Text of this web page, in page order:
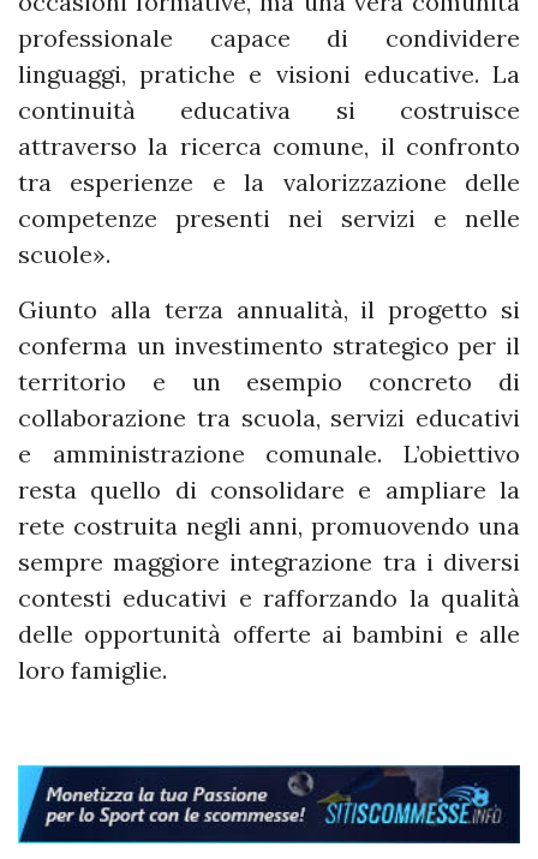
professionale capace di condividere
linguaggi, pratiche e visioni educative. La
continuità educativa si costruisce
attraverso la ricerca comune, il confronto
tra esperienze e la valorizzazione delle
competenze presenti nei servizi e nelle
scuole».
Giunto alla terza annualità, il progetto si
conferma un investimento strategico per il
territorio e un esempio concreto di
collaborazione tra scuola, servizi educativi
e amministrazione comunale. L’obiettivo
resta quello di consolidare e ampliare la
rete costruita negli anni, promuovendo una
sempre maggiore integrazione tra i diversi
contesti educativi e rafforzando la qualità
delle opportunità offerte ai bambini e alle
loro famiglie.